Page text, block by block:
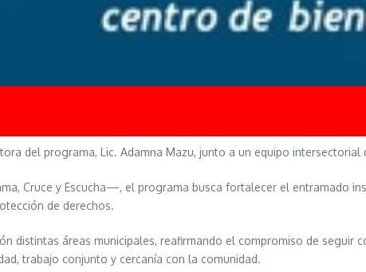
del programa, Lic. Adamna Mazu, junto a un equipo
Cruce y Escucha—, el programa busca fortalecer el entramado
de derechos.
distintas áreas municipales, reafirmando el compromiso de
trabajo conjunto y cercanía con la comunidad.